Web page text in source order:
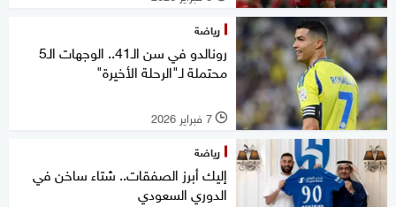
رياضة
رونالدو في سن الـ41.. الوجهات الـ5
محتملة لـ"الرحلة الأخيرة"
l 7 فبراير 2026
رياضة
إليك أبرز الصفقات.. شتاء ساخن في
الدوري السعودي